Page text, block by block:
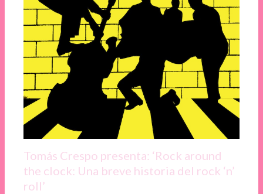
Tomás Crespo presenta: ‘Rock around
the clock: Una breve historia del rock ‘n’
roll’